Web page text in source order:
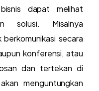
dapat melihat
solusi. Misalnya
secara
konferensi, atau
dan tertekan di
menguntungkan